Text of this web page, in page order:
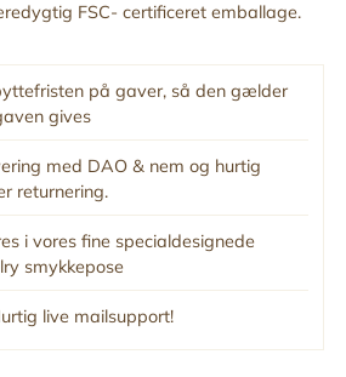
FSC- certificeret emballage.
på gaver, så den gælder
gives
med DAO & nem og hurtig
returnering.
i vores fine specialdesignede
smykkepose
live mailsupport!